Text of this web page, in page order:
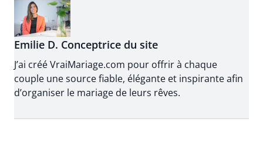
économique
réussi
Emilie D. Conceptrice du site
J’ai créé VraiMariage.com pour offrir à chaque
couple une source fiable, élégante et inspirante afin
d’organiser le mariage de leurs rêves.